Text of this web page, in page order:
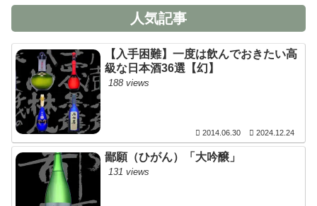
人気記事
【入手困難】一度は飲んでおきたい高
級な日本酒36選【幻】
188 views
2014.06.30 2024.12.24
鄙願（ひがん）「大吟醸」
131 views